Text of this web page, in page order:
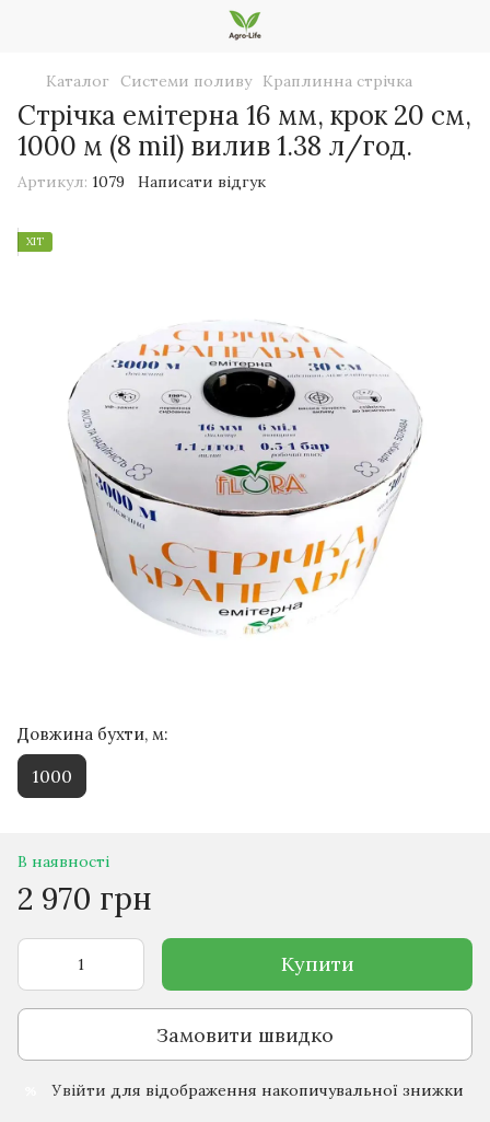
Каталог Системи поливу Краплинна стрічка
Стрічка емітерна 16 мм, крок 20 см,
1000 м (8 mil) вилив 1.38 л/год.
Артикул: 1079 Написати відгук
ХІТ
Довжина бухти, м:
1000
В наявності
2 970 грн
Купити
Замовити швидко
Увійти для відображення накопичувальної знижки